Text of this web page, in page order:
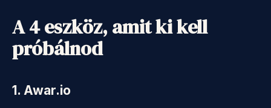
A 4 eszköz, amit ki kell
próbálnod
1. Awar.io